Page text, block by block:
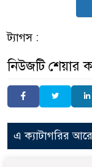
ট্যাগস :
নিউজটি শেয়ার
এ ক্যাটাগরির